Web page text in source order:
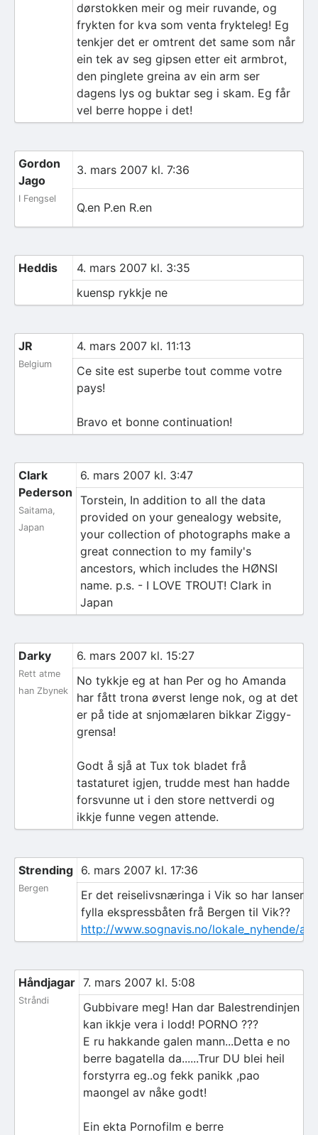
dørstokken meir og meir ruvande, og
frykten for kva som venta frykteleg! Eg
tenkjer det er omtrent det same som når
ein tek av seg gipsen etter eit armbrot,
den pinglete greina av ein arm ser
dagens lys og buktar seg i skam. Eg får
vel berre hoppe i det!
Gordon
Jago
I Fengsel
3. mars 2007 kl. 7:36
Q.en P.en R.en
Heddis
4. mars 2007 kl. 3:35
kuensp rykkje ne
JR
Belgium
4. mars 2007 kl. 11:13
Ce site est superbe tout comme votre
pays!
Bravo et bonne continuation!
Clark
Pederson
Saitama,
Japan
6. mars 2007 kl. 3:47
Torstein, In addition to all the data
provided on your genealogy website,
your collection of photographs make a
great connection to my family's
ancestors, which includes the HØNSI
name. p.s. - I LOVE TROUT! Clark in
Japan
Darky
Rett atme
han Zbynek
6. mars 2007 kl. 15:27
No tykkje eg at han Per og ho Amanda
har fått trona øverst lenge nok, og at det
er på tide at snjomælaren bikkar Ziggy-
grensa!
Godt å sjå at Tux tok bladet frå
tastaturet igjen, trudde mest han hadde
forsvunne ut i den store nettverdi og
ikkje funne vegen attende.
Strending
Bergen
6. mars 2007 kl. 17:36
Er det reiselivsnæringa i Vik so har lansert
fylla ekspressbåten frå Bergen til Vik??
http://www.sognavis.no/lokale_nyhende/
Håndjagar
Stråndi
7. mars 2007 kl. 5:08
Gubbivare meg! Han dar Balestrendinjen
kan ikkje vera i lodd! PORNO ???
E ru hakkande galen mann...Detta e no
berre bagatella da......Trur DU blei heil
forstyrra eg..og fekk panikk ,pao
maongel av nåke godt!
Ein ekta Pornofilm e berre